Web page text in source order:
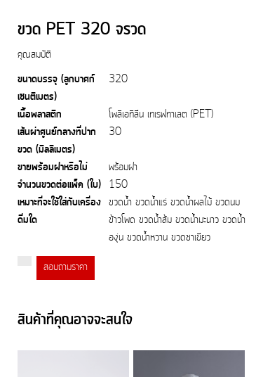
ขวด PET 320 จรวด
คุณสมบัติ
ขนาดบรรจุ (ลูกบาศก์
เซนติเมตร)
320
เนื้อพลาสติก โพลิเอทิลีน เทเรฟทาเลต (PET)
เส้นผ่าศูนย์กลางที่ปาก
ขวด (มิลลิเมตร)
30
ขายพร้อมฝาหรือไม่ พร้อมฝา
จำนวนขวดต่อแพ็ค (ใบ) 150
เหมาะที่จะใช้ใส่กับเครื่อง
ดื่มใด
ขวดน้ำ ขวดน้ำแร่ ขวดน้ำผลไม้ ขวดนม
ข้าวโพด ขวดน้ำส้ม ขวดน้ำมะนาว ขวดน้ำ
องุ่น ขวดน้ำหวาน ขวดชาเขียว
สอบถามราคา
สินค้าที่คุณอาจจะสนใจ